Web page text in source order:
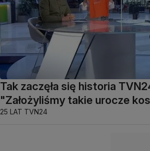
Tak zaczęła się historia
"Założyliśmy takie urocze
25 LAT TVN24